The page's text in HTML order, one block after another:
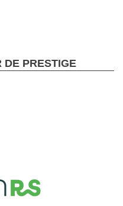
PRESTIGE